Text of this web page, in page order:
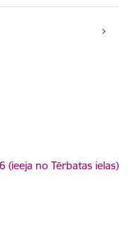
(ieeja no Tērbatas ielas)